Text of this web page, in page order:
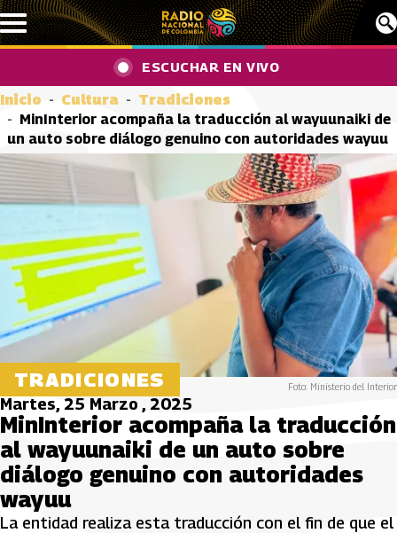
Pasar al contenido principal
ESCUCHAR EN VIVO
Inicio Cultura
Tradiciones
MinInterior acompaña la traducción al wayuunaiki de
un auto sobre diálogo genuino con autoridades wayuu
TRADICIONES Foto: Ministerio del Interior
Martes, 25 Marzo , 2025
MinInterior acompaña la traducción
al wayuunaiki de un auto sobre
diálogo genuino con autoridades
wayuu
La entidad realiza esta traducción con el fin de que el